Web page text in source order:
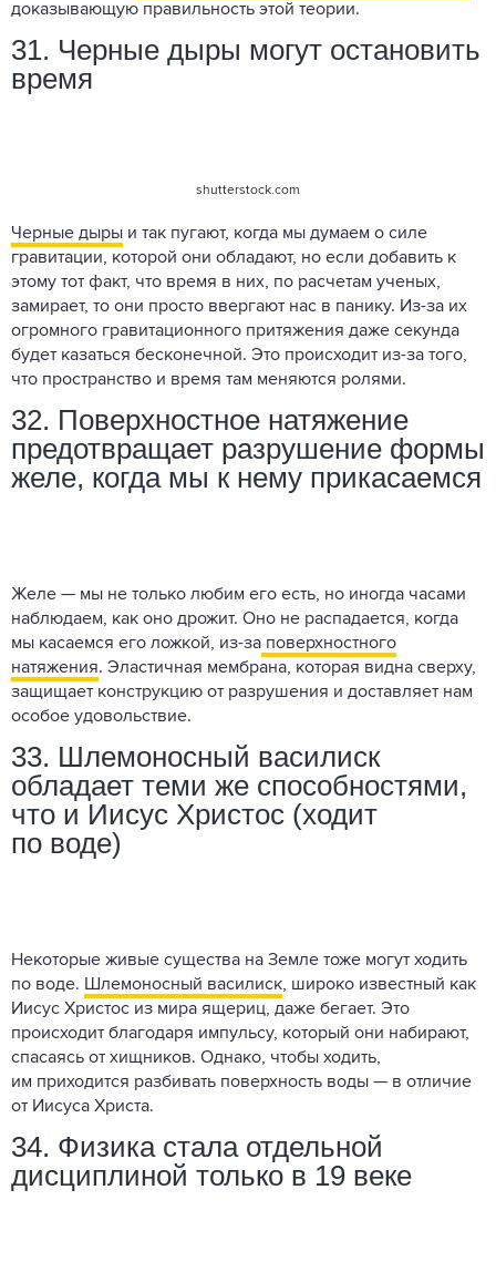
доказывающую правильность этой теории.
31. Черные дыры могут остановить
время
shutterstock.com
Черные дыры и так пугают, когда мы думаем о силе
гравитации, которой они обладают, но если добавить к
этому тот факт, что время в них, по расчетам ученых,
замирает, то они просто ввергают нас в панику. Из-за их
огромного гравитационного притяжения даже секунда
будет казаться бесконечной. Это происходит из-за того,
что пространство и время там меняются ролями.
32. Поверхностное натяжение
предотвращает разрушение формы
желе, когда мы к нему прикасаемся
Желе — мы не только любим его есть, но иногда часами
наблюдаем, как оно дрожит. Оно не распадается, когда
мы касаемся его ложкой, из-за поверхностного
натяжения. Эластичная мембрана, которая видна сверху,
защищает конструкцию от разрушения и доставляет нам
особое удовольствие.
33. Шлемоносный василиск
обладает теми же способностями,
что и Иисус Христос (ходит
по воде)
Некоторые живые существа на Земле тоже могут ходить
по воде. Шлемоносный василиск, широко известный как
Иисус Христос из мира ящериц, даже бегает. Это
происходит благодаря импульсу, который они набирают,
спасаясь от хищников. Однако, чтобы ходить,
им приходится разбивать поверхность воды — в отличие
от Иисуса Христа.
34. Физика стала отдельной
дисциплиной только в 19 веке